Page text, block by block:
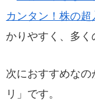
カンタン！株の超
かりやすく、多く
次におすすめな
リ」です。